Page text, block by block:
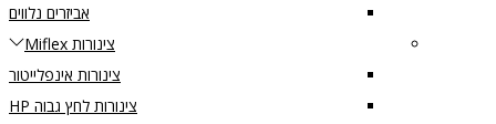
אביזרים נלווים
צינורות Miflex
צינורות אינפלייטור
צינורות לחץ גבוה HP